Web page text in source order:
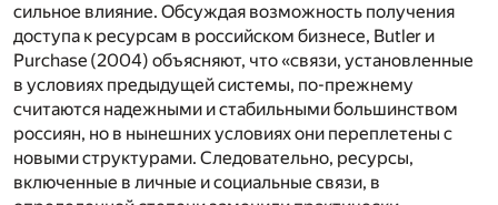
сильное влияние. Обсуждая возможность получения
доступа к ресурсам в российском бизнесе, Butler и
Purchase (2004) объясняют, что «связи, установленные
в условиях предыдущей системы, по-прежнему
считаются надежными и стабильными большинством
россиян, но в нынешних условиях они переплетены с
новыми структурами. Следовательно, ресурсы,
включенные в личные и социальные связи, в